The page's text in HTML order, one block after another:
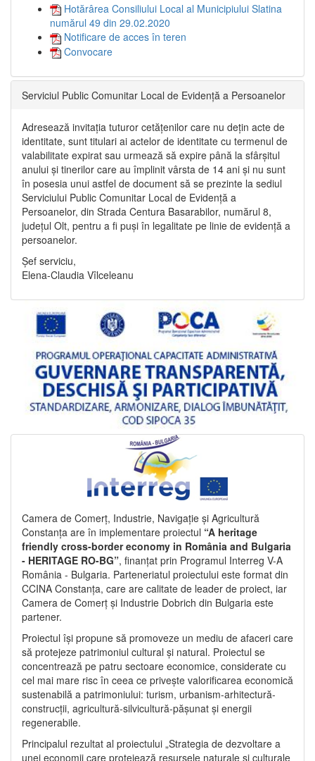
Hotărârea Consiliului Local al Municipiului Slatina
numărul 49 din 29.02.2020
Notificare de acces în teren
Convocare
Serviciul Public Comunitar Local de Evidență a Persoanelor
Adresează invitația tuturor cetățenilor care nu dețin acte de
identitate, sunt titulari ai actelor de identitate cu termenul de
valabilitate expirat sau urmează să expire până la sfârșitul
anului și tinerilor care au împlinit vârsta de 14 ani și nu sunt
în posesia unui astfel de document să se prezinte la sediul
Serviciului Public Comunitar Local de Evidență a
Persoanelor, din Strada Centura Basarabilor, numărul 8,
județul Olt, pentru a fi puși în legalitate pe linie de evidență a
persoanelor.
Șef serviciu,
Elena-Claudia Vîlceleanu
Camera de Comerț, Industrie, Navigație și Agricultură
Constanța are în implementare proiectul “A heritage
friendly cross-border economy in România and Bulgaria
- HERITAGE RO-BG”, finanțat prin Programul Interreg V-A
România - Bulgaria. Parteneriatul proiectului este format din
CCINA Constanța, care are calitate de leader de proiect, iar
Camera de Comerț și Industrie Dobrich din Bulgaria este
partener.
Proiectul își propune să promoveze un mediu de afaceri care
să protejeze patrimoniul cultural și natural. Proiectul se
concentrează pe patru sectoare economice, considerate cu
cel mai mare risc în ceea ce privește valorificarea economică
sustenabilă a patrimoniului: turism, urbanism-arhitectură-
construcții, agricultură-silvicultură-pășunat și energii
regenerabile.
Principalul rezultat al proiectului „Strategia de dezvoltare a
unei economii care protejează resursele naturale și culturale